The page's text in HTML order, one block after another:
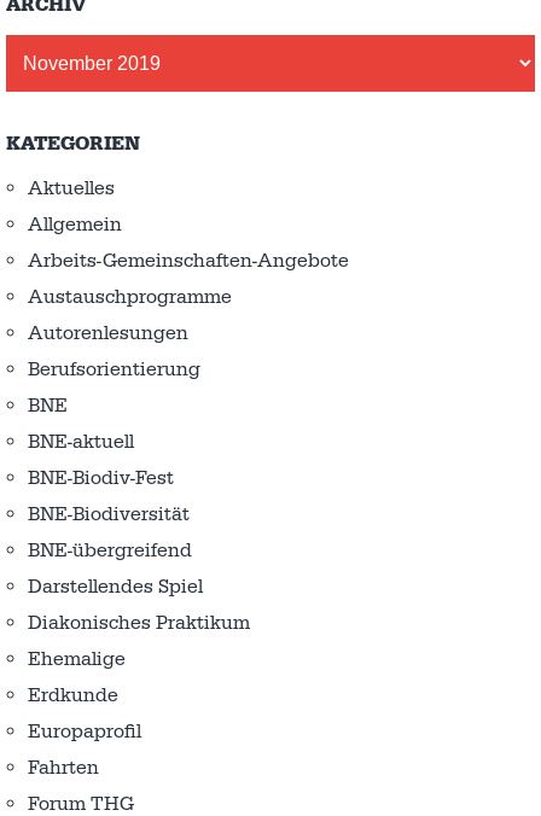
ARCHIV
KATEGORIEN
Aktuelles
Allgemein
Arbeits-Gemeinschaften-Angebote
Austausch­programme
Autorenlesungen
Berufsorientierung
BNE
BNE-aktuell
BNE-Biodiv-Fest
BNE-Biodiversität
BNE-übergreifend
Darstellendes Spiel
Diakonisches Praktikum
Ehemalige
Erdkunde
Europaprofil
Fahrten
Forum THG